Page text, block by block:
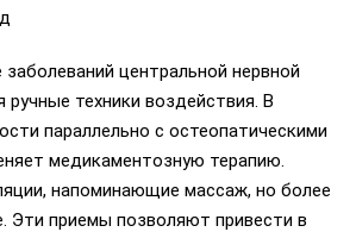
центральной нервной
ручные техники воздействия. В
параллельно с остеопатическими
медикаментозную терапию.
напоминающие массаж, но более
Эти приемы позволяют привести в